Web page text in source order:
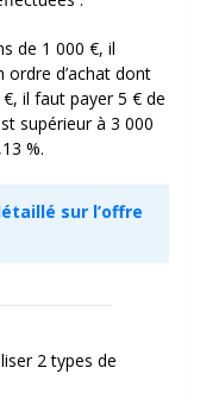
de 1 000 €, il
ordre d’achat dont
il faut payer 5 € de
supérieur à 3 000
%.
sur l’offre
2 types de